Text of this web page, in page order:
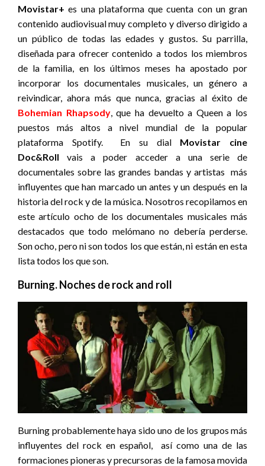
Movistar+es una plataforma que cuenta con un gran
contenido audiovisual muy completo y diverso dirigido a
un público de todas las edades y gustos. Su parrilla,
diseñada para ofrecer contenido a todos los miembros
de la familia, en los últimos meses ha apostado por
incorporar los documentales musicales, un género a
reivindicar, ahora más que nunca, gracias al éxito de
Bohemian Rhapsody, que ha devuelto a Queen a los
puestos más altos a nivel mundial de la popular
plataforma Spotify. En su dial Movistar cine
Doc&Roll vais a poder acceder a una serie de
documentales sobre las grandes bandas y artistas más
influyentes que han marcado un antes y un después en la
historia del rock y de la música. Nosotros recopilamos en
este artículo ocho de los documentales musicales más
destacados que todo melómano no debería perderse.
Son ocho, pero ni son todos los que están, ni están en esta
lista todos los que son.
Burning. Noches de rock and roll
Burning probablemente haya sido uno de los grupos más
influyentes del rock en español, así como una de las
formaciones pioneras y precursoras de la famosa movida